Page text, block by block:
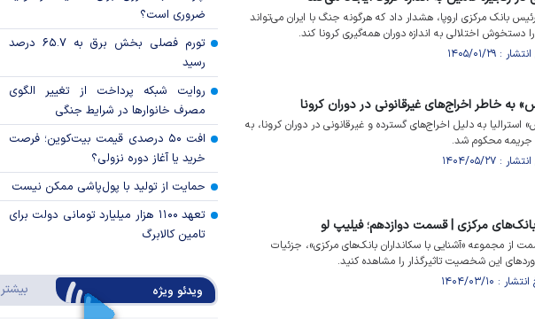
بانک مرکزی اروپا، هشدار داد که هرگونه جنگ با ایران می‌تواند
دستخوش اختلالی به اندازه دوران همه‌گیری کرونا کند.
به خاطر اخراج‌های غیرقانونی در دوران کرونا
استرالیا به دلیل اخراج‌های گسترده و غیرقانونی در دوران کرونا، به
بانک‌های مرکزی | قسمت دوازدهم؛ فیلیپ لو
از مجموعه «آشنایی با سکانداران بانک‌های مرکزی»، جزئیات
این شخصیت تاثیرگذار را مشاهده کنید.
ضروری است؟
تورم فصلی بخش برق به ۶۵.۷ درصد
رسید
روایت شبکه پرداخت از تغییر الگوی
مصرف خانوار‌ها در شرایط جنگی
افت ۵۰ درصدی قیمت بیت‌کوین؛ فرصت
خرید یا آغاز دوره نزولی؟
حمایت از تولید با پول‌پاشی ممکن نیست
تعهد ۱۱۰۰ هزار میلیارد تومانی دولت برای
تامین کالابرگ
ویدئو ویژه بیشتر